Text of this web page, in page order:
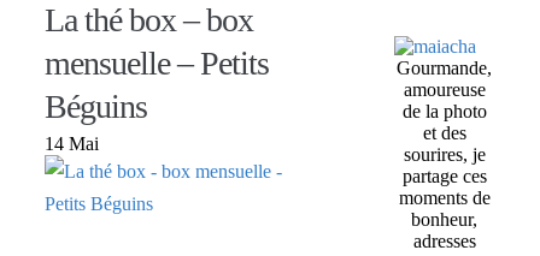
La thé box – box
mensuelle – Petits
Béguins
14 Mai
Gourmande,
amoureuse
de la photo
et des
sourires, je
partage ces
moments de
bonheur,
adresses